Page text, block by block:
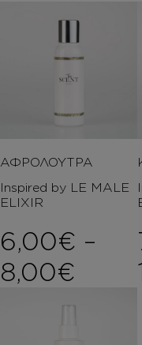
ΑΦΡΟΛΟΥΤΡΑ
Inspired by LE MALE
ELIXIR
6,00€ –
8,00€